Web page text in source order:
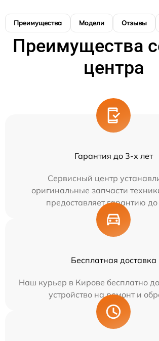
Преимущества Модели Отзывы
Преимущества
центра
Гарантия до 3-х лет
Сервисный центр
оригинальные запчасти
предоставляет гарантию до
Бесплатная доставка
Наш курьер в Кирове бесплатно
устройство на ремонт и